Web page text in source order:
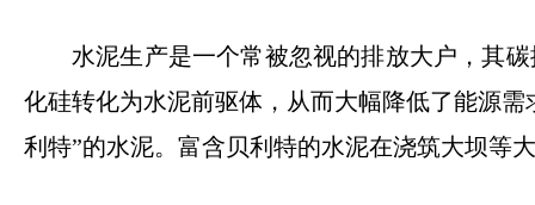
水泥生产是一个常被忽视的排放大户，其
化硅转化为水泥前驱体，从而大幅降低了能源
利特”的水泥。富含贝利特的水泥在浇筑大坝等